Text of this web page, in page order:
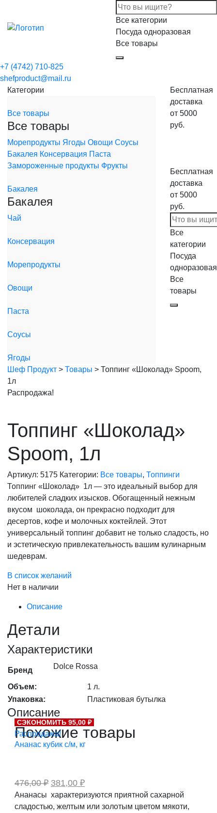
Все категории
Посуда одноразовая
Все товары
+7 (4742) 710-825
shefproduct@mail.ru
Категории
Все товары
Все товары
Морепродукты Ягоды Овощи Соусы
Бакалея Консервация Паста
Замороженные продукты Фрукты
Бакалея
Бакалея
Чай
Консервация
Морепродукты
Овощи
Паста
Соусы
Ягоды
Бесплатная
доставка
от 5000
руб.
Бесплатная
доставка
от 5000
руб.
Все
категории
Посуда
одноразовая
Все
товары
Шеф Продукт > Товары > Топпинг «Шоколад» Spoom,
1л
Распродажа!
Топпинг «Шоколад»
Spoom, 1л
Артикул: 5175 Категории: Все товары, Топпинги
Топпинг «Шоколад» 1л — это идеальный выбор для
любителей сладких изысков. Обогащенный нежным
вкусом шоколада, он прекрасно подходит для
десертов, кофе и молочных коктейлей. Этот
универсальный топпинг добавит не только сладость, но
и эстетическую привлекательность вашим кулинарным
шедеврам.
В список желаний
Нет в наличии
Описание
Детали
Характеристики
Бренд Dolce Rossa
Объем:
1 л.
Упаковка:
Пластиковая бутылка
Описание
Похожие товары
СЭКОНОМИТЬ 95,00 ₽
Распродажа!
Ананас кубик с/м, кг
476,00₽ Первоначальная
цена
составляла
476,00 ₽.
381,00 ₽Текущая
цена:
381,00 ₽.
Ананасы характеризуются приятной сахарной
сладостью, желтым или золотым цветом мякоти,